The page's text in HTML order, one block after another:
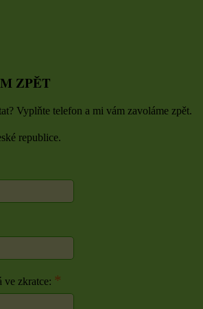
ZPĚT
Vyplňte telefon a mi vám zavoláme zpět.
republice.
ve zkratce: *